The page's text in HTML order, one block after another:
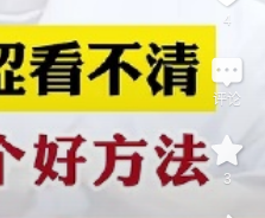
4
评论
3